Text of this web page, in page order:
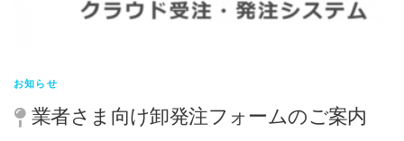
お知らせ
業者さま向け卸発注フォームのご案内